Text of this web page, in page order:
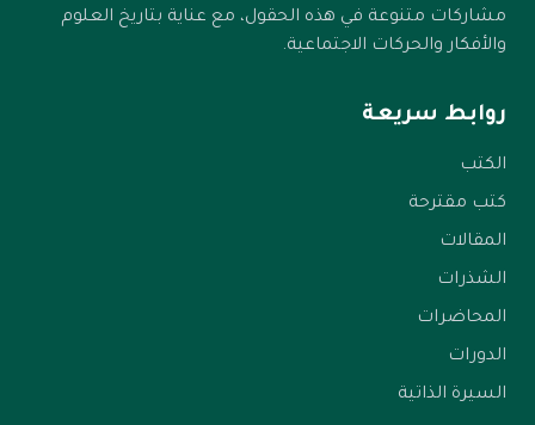
مشاركات متنوعة في هذه الحقول، مع عناية بتاريخ العلوم
والأفكار والحركات الاجتماعية.
روابط سريعة
الكتب
كتب مقترحة
المقالات
الشذرات
المحاضرات
الدورات
السيرة الذاتية